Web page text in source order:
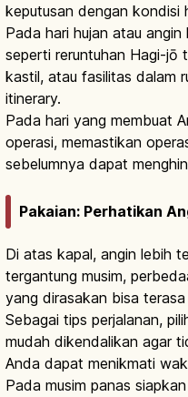
keputusan dengan kondisi
Pada hari hujan atau
seperti reruntuhan Hagi-jō
kastil, atau fasilitas dalam
itinerary.
Pada hari yang membuat
operasi, memastikan
sebelumnya dapat
Pakaian: Perhatikan
Di atas kapal, angin lebih
tergantung musim,
yang dirasakan bisa terasa
Sebagai tips perjalanan,
mudah dikendalikan agar
Anda dapat menikmati
Pada musim panas